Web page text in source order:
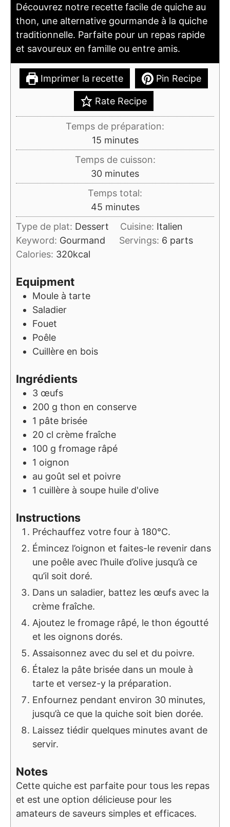
Découvrez notre recette facile de quiche au
thon, une alternative gourmande à la quiche
traditionnelle. Parfaite pour un repas rapide
et savoureux en famille ou entre amis.
Imprimer la recette Pin Recipe
Rate Recipe
Temps de préparation:
15minutes
minutes
Temps de cuisson:
30minutes
minutes
Temps total:
45minutes
minutes
Type de plat: Dessert Cuisine: Italien
Keyword: Gourmand Servings: 6 parts
Calories: 320kcal
Equipment
Moule à tarte
Saladier
Fouet
Poêle
Cuillère en bois
Ingrédients
3 œufs
200 g thon en conserve
1 pâte brisée
20 cl crème fraîche
100 g fromage râpé
1 oignon
au goût sel et poivre
1 cuillère à soupe huile d'olive
Instructions
Préchauffez votre four à 180°C.
Émincez l’oignon et faites-le revenir dans
une poêle avec l’huile d’olive jusqu’à ce
qu’il soit doré.
Dans un saladier, battez les œufs avec la
crème fraîche.
Ajoutez le fromage râpé, le thon égoutté
et les oignons dorés.
Assaisonnez avec du sel et du poivre.
Étalez la pâte brisée dans un moule à
tarte et versez-y la préparation.
Enfournez pendant environ 30 minutes,
jusqu’à ce que la quiche soit bien dorée.
Laissez tiédir quelques minutes avant de
servir.
Notes
Cette quiche est parfaite pour tous les repas
et est une option délicieuse pour les
amateurs de saveurs simples et efficaces.